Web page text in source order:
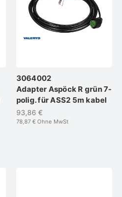
3064002
Adapter Aspöck R grün 7-
polig. für ASS2 5m kabel
93,86 €
78,87 €Ohne MwSt